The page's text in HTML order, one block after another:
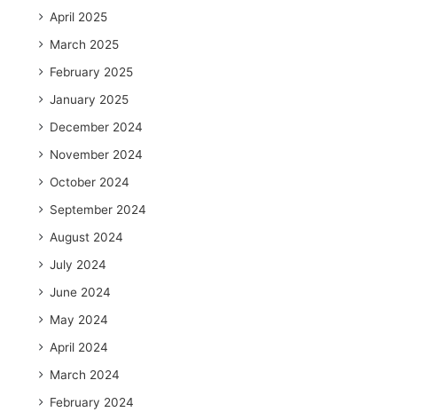
April 2025
March 2025
February 2025
January 2025
December 2024
November 2024
October 2024
September 2024
August 2024
July 2024
June 2024
May 2024
April 2024
March 2024
February 2024